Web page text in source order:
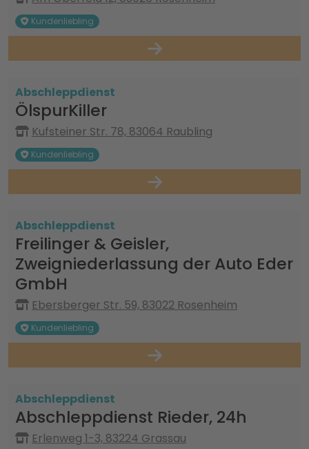
Kundenliebling
Abschleppdienst
ÖlspurKiller
Kufsteiner Str. 78, 83064 Raubling
Kundenliebling
Abschleppdienst
Freilinger & Geisler,
Zweigniederlassung der Auto Eder
GmbH
Ebersberger Str. 59, 83022 Rosenheim
Kundenliebling
Abschleppdienst
Abschleppdienst Rieder, 24h
Erlenweg 1-3, 83224 Grassau